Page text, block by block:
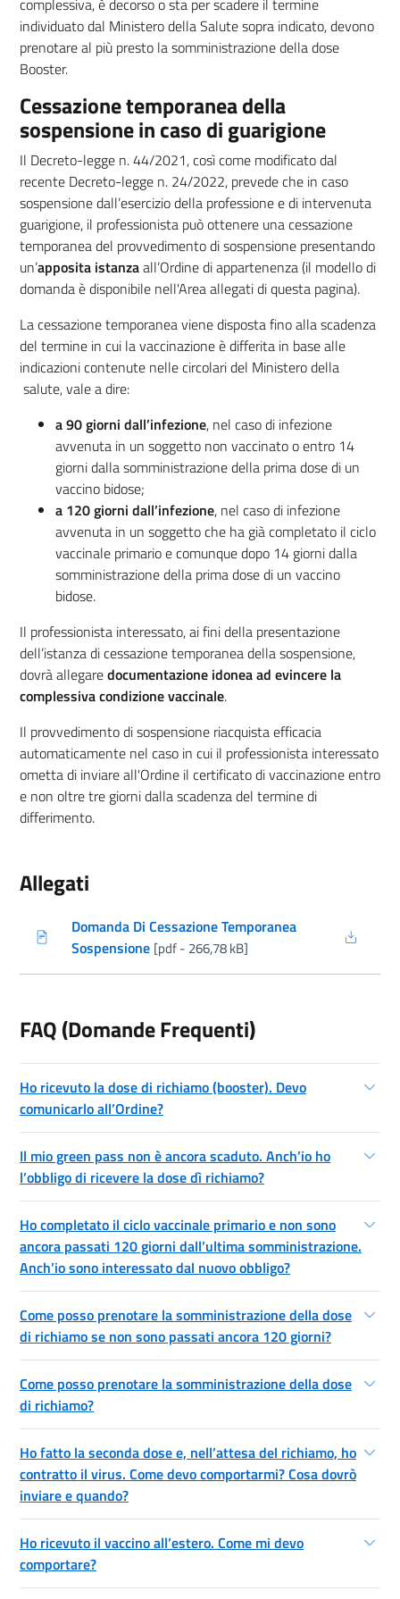
complessiva, è decorso o sta per scadere il termine
individuato dal Ministero della Salute sopra indicato, devono
prenotare al più presto la somministrazione della dose
Booster.
Cessazione temporanea della
sospensione in caso di guarigione
Il Decreto-legge n. 44/2021, così come modificato dal
recente Decreto-legge n. 24/2022, prevede che in caso
sospensione dall’esercizio della professione e di intervenuta
guarigione, il professionista può ottenere una cessazione
temporanea del provvedimento di sospensione presentando
un’apposita istanzaall’Ordine di appartenenza (il modello di
domanda è disponibile nell'Area allegati di questa pagina).
La cessazione temporanea viene disposta fino alla scadenza
del termine in cui la vaccinazione è differita in base alle
indicazioni contenute nelle circolari del Ministero della
salute, vale a dire:
a 90 giorni dall’infezione, nel caso di infezione
avvenuta in un soggetto non vaccinato o entro 14
giorni dalla somministrazione della prima dose di un
vaccino bidose;
a 120 giorni dall’infezione, nel caso di infezione
avvenuta in un soggetto che ha già completato il ciclo
vaccinale primario e comunque dopo 14 giorni dalla
somministrazione della prima dose di un vaccino
bidose.
Il professionista interessato, ai fini della presentazione
dell’istanza di cessazione temporanea della sospensione,
dovrà allegaredocumentazione idonea ad evincere la
complessiva condizione vaccinale.
Il provvedimento di sospensione riacquista efficacia
automaticamente nel caso in cui il professionista interessato
ometta di inviare all'Ordine il certificato di vaccinazione entro
e non oltre tre giorni dalla scadenza del termine di
differimento.
Allegati
Domanda Di Cessazione Temporanea
Sospensione [pdf - 266,78 kB]
(nuova scheda - new tab)
FAQ (Domande Frequenti)
Ho ricevuto la dose di richiamo (booster). Devo
comunicarlo all’Ordine?
Il mio green pass non è ancora scaduto. Anch’io ho
l’obbligo di ricevere la dose dì richiamo?
Ho completato il ciclo vaccinale primario e non sono
ancora passati 120 giorni dall’ultima somministrazione.
Anch’io sono interessato dal nuovo obbligo?
Come posso prenotare la somministrazione della dose
di richiamo se non sono passati ancora 120 giorni?
Come posso prenotare la somministrazione della dose
di richiamo?
Ho fatto la seconda dose e, nell’attesa del richiamo, ho
contratto il virus. Come devo comportarmi? Cosa dovrò
inviare e quando?
Ho ricevuto il vaccino all’estero. Come mi devo
comportare?